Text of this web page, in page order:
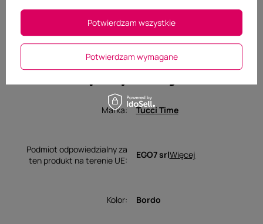
Specyfikacja
Marka Tucci Time
Podmiot odpowiedzialny za
ten produkt na terenie UE
EGO7 srlWięcej
Kolor Bordo
Potwierdzam wymagane
Potwierdzam wszystkie